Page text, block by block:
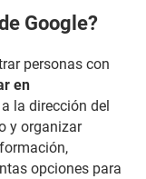
Google?
personas con
en
la dirección del
y organizar
opciones para